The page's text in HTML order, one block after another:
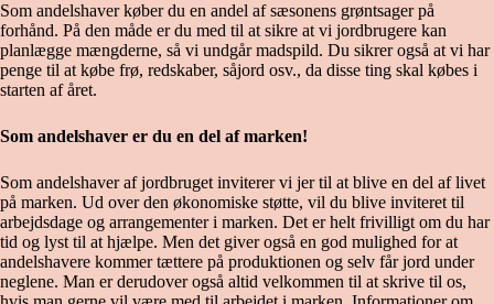
Som andelshaver køber du en andel af sæsonens grøntsager på
forhånd. På den måde er du med til at sikre at vi jordbrugere kan
planlægge mængderne, så vi undgår madspild. Du sikrer også at vi har
penge til at købe frø, redskaber, såjord osv., da disse ting skal købes i
starten af året.
Som andelshaver er du en del af marken!
Som andelshaver af jordbruget inviterer vi jer til at blive en del af livet
på marken. Ud over den økonomiske støtte, vil du blive inviteret til
arbejdsdage og arrangementer i marken. Det er helt frivilligt om du har
tid og lyst til at hjælpe. Men det giver også en god mulighed for at
andelshavere kommer tættere på produktionen og selv får jord under
neglene. Man er derudover også altid velkommen til at skrive til os,